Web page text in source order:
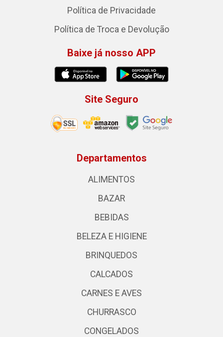
Política de Privacidade
Política de Troca e Devolução
Baixe já nosso APP
Site Seguro
Departamentos
ALIMENTOS
BAZAR
BEBIDAS
BELEZA E HIGIENE
BRINQUEDOS
CALCADOS
CARNES E AVES
CHURRASCO
CONGELADOS